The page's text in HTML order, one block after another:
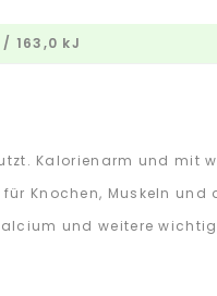
163,0 kJ
Kalorienarm und mit
Knochen, Muskeln
und weitere